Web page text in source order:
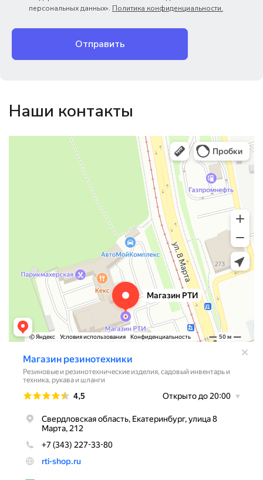
персональных данных». Политика конфиденциальности.
Отправить
Наши контакты
Магазин резинотехники
Резиновые и резинотехнические изделия в Екатеринбурге
Садовый инвентарь и техника в Екатеринбурге